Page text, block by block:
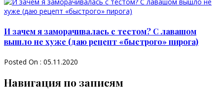
И зачем я заморачивалась с тестом? С лавашом
вышло не хуже (даю рецепт «быстрого» пирога)
Posted On : 05.11.2020
Навигация по записям